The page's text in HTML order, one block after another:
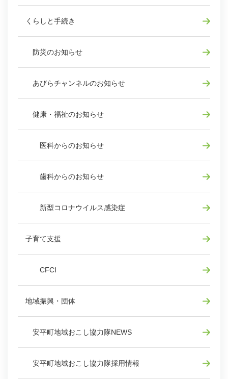
くらしと手続き
防災のお知らせ
あびらチャンネルのお知らせ
健康・福祉のお知らせ
医科からのお知らせ
歯科からのお知らせ
新型コロナウイルス感染症
子育て支援
CFCI
地域振興・団体
安平町地域おこし協力隊NEWS
安平町地域おこし協力隊採用情報